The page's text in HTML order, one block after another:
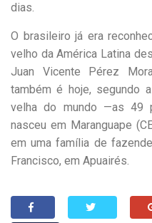
dias.
O brasileiro já era
velho da América Latina
Juan Vicente Pérez
também é hoje, segundo
velha do mundo —as 49
nasceu em Maranguape
em uma família de
Francisco, em Apuairés.